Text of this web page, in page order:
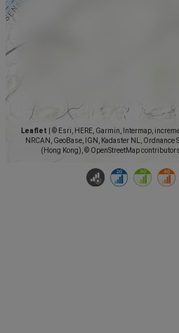
Leaflet
© Esri, HERE, Garmin, Intermap,
NRCAN, GeoBase, IGN, Kadaster NL, Ordnance
(Hong Kong), © OpenStreetMap